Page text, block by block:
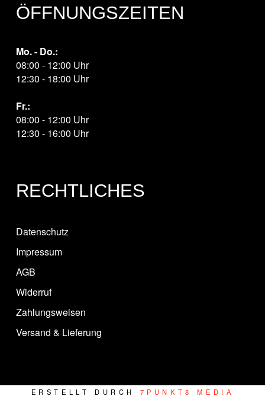
ÖFFNUNGSZEITEN
Mo. - Do.:
08:00 - 12:00 Uhr
12:30 - 18:00 Uhr
Fr.:
08:00 - 12:00 Uhr
12:30 - 16:00 Uhr
RECHTLICHES
Datenschutz
Impressum
AGB
Widerruf
Zahlungsweisen
Versand & Lieferung
ERSTELLT DURCH 7PUNKT8 MEDIA